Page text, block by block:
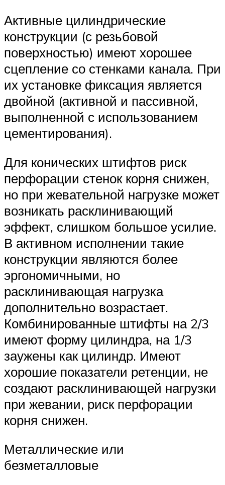
Активные цилиндрические
конструкции (с резьбовой
поверхностью) имеют хорошее
сцепление со стенками канала. При
их установке фиксация является
двойной (активной и пассивной,
выполненной с использованием
цементирования).
Для конических штифтов риск
перфорации стенок корня снижен,
но при жевательной нагрузке может
возникать расклинивающий
эффект, слишком большое усилие.
В активном исполнении такие
конструкции являются более
эргономичными, но
расклинивающая нагрузка
дополнительно возрастает.
Комбинированные штифты на 2/3
имеют форму цилиндра, на 1/3
заужены как цилиндр. Имеют
хорошие показатели ретенции, не
создают расклинивающей нагрузки
при жевании, риск перфорации
корня снижен.
Металлические или
безметалловые